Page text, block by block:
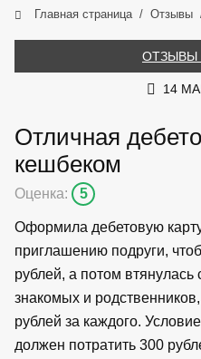
Главная страница Отзывы
ОТЗЫВЫ
14
Отличная
кешбеком
Оценка: 5
Оформила дебетовую
приглашению подруги,
рублей, а потом
знакомых и
рублей за каждого.
должен потратить 300